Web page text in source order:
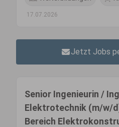
17.07.2026
Jetzt Jobs
Senior Ingenieurin /
Elektrotechnik (m/w/
Bereich